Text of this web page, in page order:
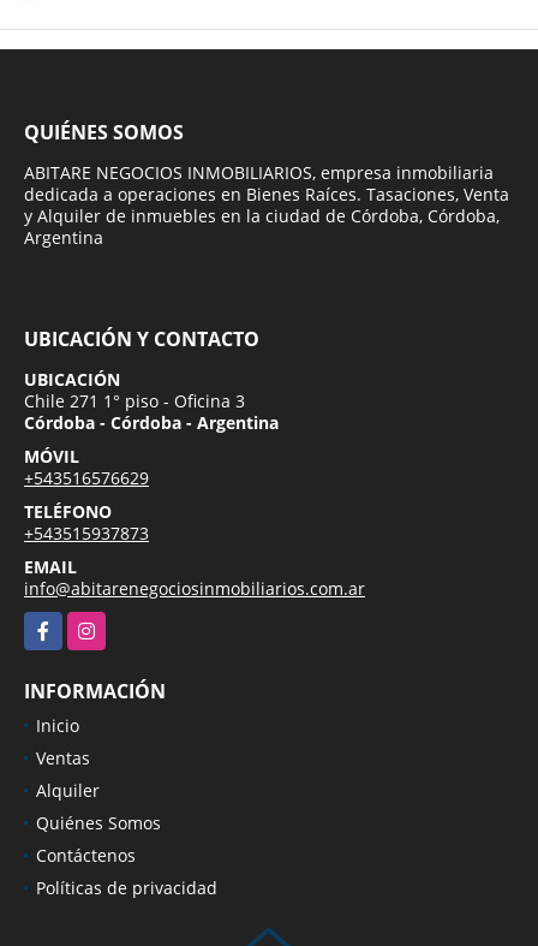
QUIÉNES SOMOS
ABITARE NEGOCIOS INMOBILIARIOS, empresa inmobiliaria
dedicada a operaciones en Bienes Raíces. Tasaciones, Venta
y Alquiler de inmuebles en la ciudad de Córdoba, Córdoba,
Argentina
UBICACIÓN Y CONTACTO
UBICACIÓN
Chile 271 1° piso - Oficina 3
Córdoba - Córdoba - Argentina
MÓVIL
+543516576629
TELÉFONO
+543515937873
EMAIL
info@abitarenegociosinmobiliarios.com.ar
FacebookInstagram
INFORMACIÓN
Inicio
Ventas
Alquiler
Quiénes Somos
Contáctenos
Políticas de privacidad